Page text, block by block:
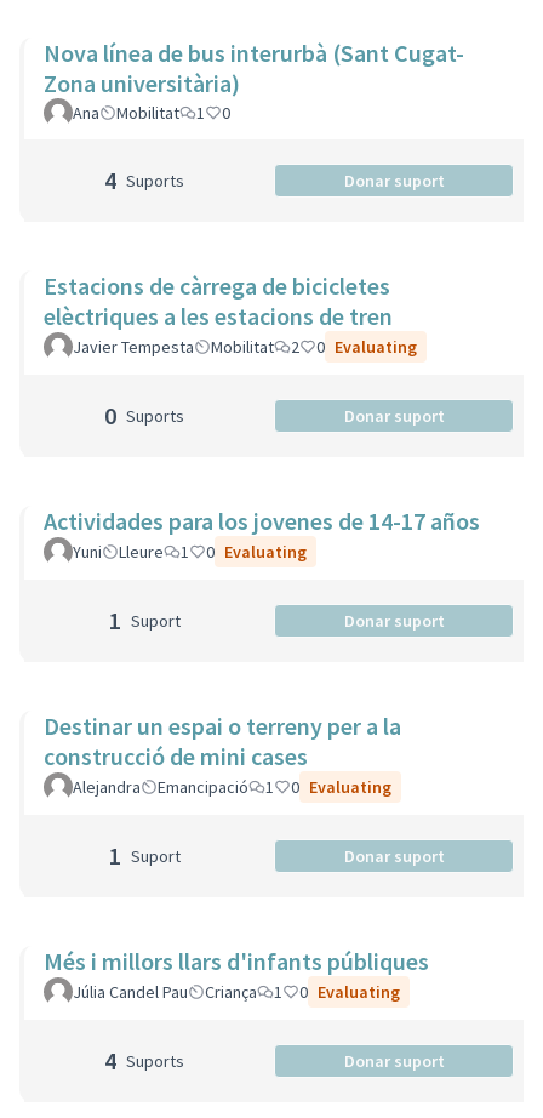
Nova línea de bus interurbà (Sant Cugat-
Zona universitària)
Ana Mobilitat 1 0
4 Suports Donar suport
Estacions de càrrega de bicicletes
elèctriques a les estacions de tren
Javier Tempesta Mobilitat 2 0 Evaluating
0 Suports Donar suport
Actividades para los jovenes de 14-17 años
Yuni Lleure 1 0 Evaluating
1 Suport Donar suport
Destinar un espai o terreny per a la
construcció de mini cases
Alejandra Emancipació 1 0 Evaluating
1 Suport Donar suport
Més i millors llars d'infants públiques
Júlia Candel Pau Criança 1 0 Evaluating
4 Suports Donar suport